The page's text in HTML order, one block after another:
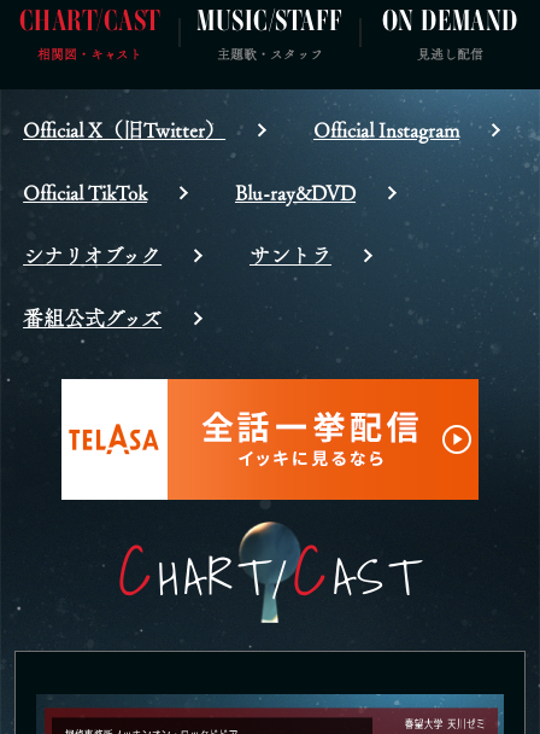
CHART/CAST
相関図・キャスト
MUSIC/STAFF
主題歌・スタッフ
ON DEMAND
見逃し配信
Official X（旧Twitter） Official Instagram
Official TikTok Blu-ray&DVD
シナリオブック サントラ
番組公式グッズ
CHART/CAST